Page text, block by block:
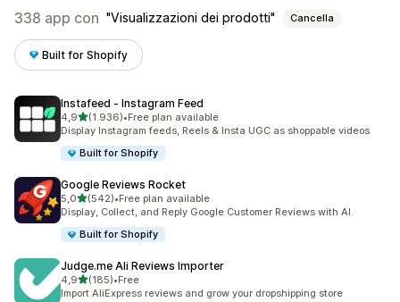
338 app con Visualizzazioni dei prodotti Cancella
Built for Shopify
Instafeed ‑ Instagram Feed
4,9stelle su 5
(1.936)
1936 recensioni totali
•Free plan available
Display Instagram feeds, Reels & Insta UGC as shoppable videos
Built for Shopify
Google Reviews Rocket
5,0stelle su 5
(542)
542 recensioni totali
•Free plan available
Display, Collect, and Reply Google Customer Reviews with AI.
Built for Shopify
Judge.me Ali Reviews Importer
4,9stelle su 5
(185)
185 recensioni totali
•Free
Import AliExpress reviews and grow your dropshipping store